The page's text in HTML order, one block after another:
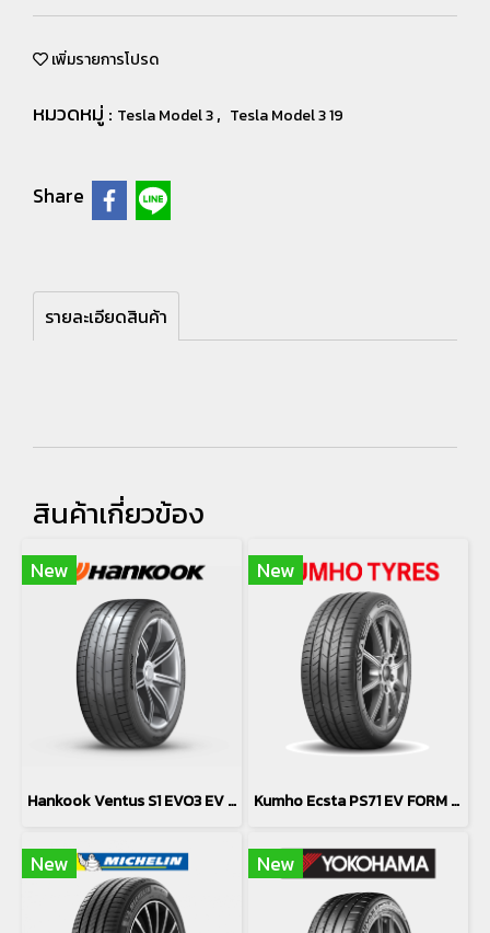
เพิ่มรายการโปรด
หมวดหมู่ : Tesla Model 3, Tesla Model 3 19
Share
รายละเอียดสินค้า
สินค้าเกี่ยวข้อง
New
Hankook Ventus S1 EVO3 EV K127 *T0 235/40R19
New
Kumho Ecsta PS71 EV FORM *Korea 235/45/18
New New